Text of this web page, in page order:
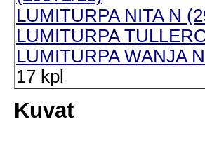
LUMITURPA NITA N
LUMITURPA
LUMITURPA WANJA
17 kpl
Kuvat